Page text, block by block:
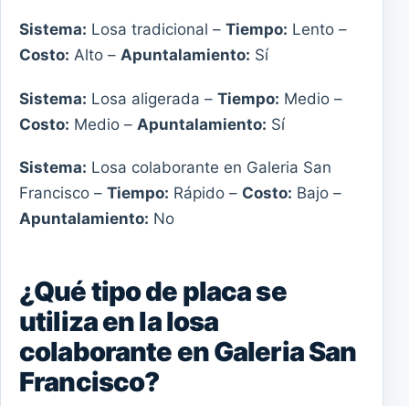
Sistema: Losa tradicional – Tiempo: Lento –
Costo: Alto – Apuntalamiento: Sí
Sistema: Losa aligerada – Tiempo: Medio –
Costo: Medio – Apuntalamiento: Sí
Sistema: Losa colaborante en Galeria San
Francisco – Tiempo: Rápido – Costo: Bajo –
Apuntalamiento: No
¿Qué tipo de placa se
utiliza en la losa
colaborante en Galeria San
Francisco?